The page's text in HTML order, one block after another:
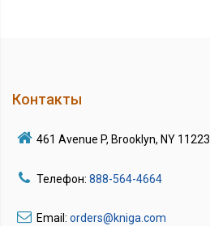
Контакты
461 Avenue P, Brooklyn, NY 11223
Телефон: 888-564-4664
Email: orders@kniga.com